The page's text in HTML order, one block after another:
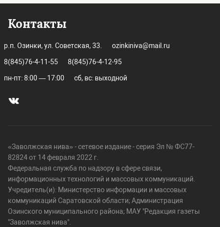
Контакты
р.п. Озинки, ул. Советская, 33. ozinkiniva@mail.ru
8(845)76-4-11-55 8(845)76-4-12-95
пн-пт: 8:00 — 17:00 сб, вс: выходной
«Заволжская нива» - сетевое издание - серия Эл № ФС77-
82824 от 14 февраля 2022 г.
Федеральная служба по надзору в сфере связи,
информационных технологий и массовых коммуникаций.
Учредитель(и): Министерство информации и массовых
коммуникаций Саратовской области; Администрация
Озинского муниципального района; МАУ "Редакция газеты
"Заволжская нива".